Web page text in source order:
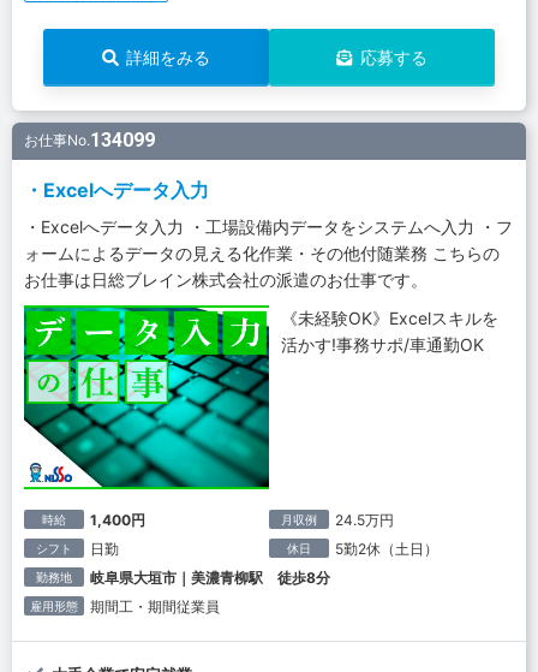
詳細をみる 応募する
お仕事No.134099
・Excelへデータ入力
・Excelへデータ入力 ・工場設備内データをシステムへ入力 ・フ
ォームによるデータの見える化作業・その他付随業務 こちらの
お仕事は日総ブレイン株式会社の派遣のお仕事です。
《未経験OK》Excelスキルを
活かす!事務サポ/車通勤OK
時給 1,400円 月収例 24.5万円
シフト 日勤 休日 5勤2休（土日）
勤務地 岐阜県大垣市｜美濃青柳駅 徒歩8分
雇用形態 期間工・期間従業員